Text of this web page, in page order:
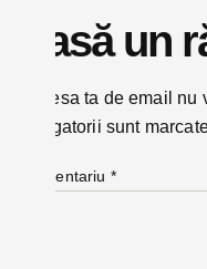
Lasă un
Adresa ta de email nu
obligatorii sunt
Comentariu *